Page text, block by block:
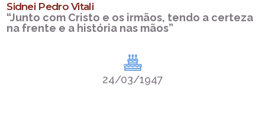
Sidnei Pedro Vitali
“Junto com Cristo e os irmãos, tendo a certeza
na frente e a história nas mãos”
24/03/1947